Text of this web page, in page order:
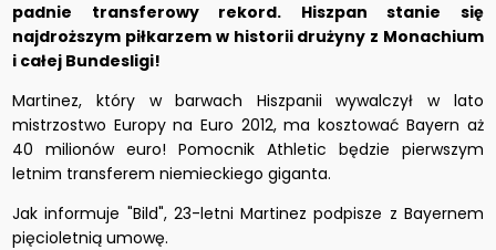
padnie transferowy rekord. Hiszpan stanie się
najdroższym piłkarzem w historii drużyny z Monachium
i całej Bundesligi!
Martinez, który w barwach Hiszpanii wywalczył w lato
mistrzostwo Europy na Euro 2012, ma kosztować Bayern aż
40 milionów euro! Pomocnik Athletic będzie pierwszym
letnim transferem niemieckiego giganta.
Jak informuje "Bild", 23-letni Martinez podpisze z Bayernem
pięcioletnią umowę.